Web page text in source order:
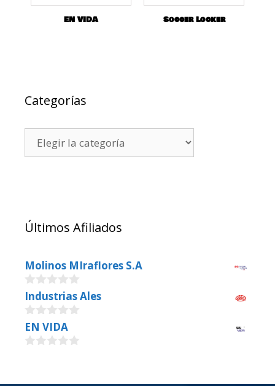
EN VIDA Soccer Locker
Categorías
Últimos Afiliados
Molinos MIraflores S.A
0
o
u
t
o
f
Industrias Ales
0
o
u
EN VIDA